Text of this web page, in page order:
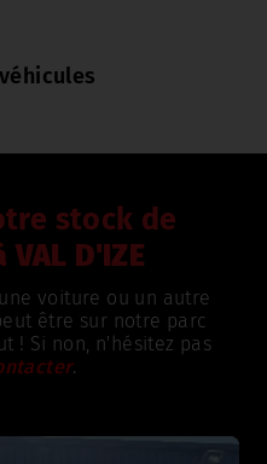
stock de
D'IZE
une voiture ou un autre
être sur notre parc
! Si non, n'hésitez pas
.